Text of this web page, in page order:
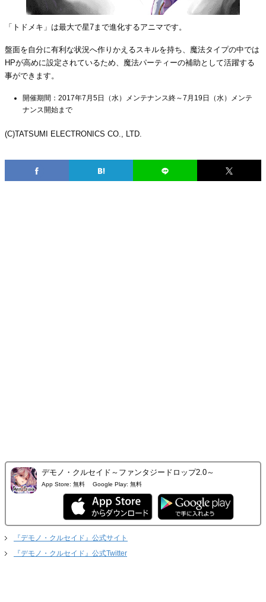
「トドメキ」は最大で星7まで進化するアニマです。
盤面を自分に有利な状況へ作りかえるスキルを持ち、魔法タイプの中では
HPが高めに設定されているため、魔法パーティーの補助として活躍する
事ができます。
開催期間：2017年7月5日（水）メンテナンス終～7月19日（水）メンテ
ナンス開始まで
(C)TATSUMI ELECTRONICS CO., LTD.
デモノ・クルセイド～ファンタジードロップ2.0～
App Store: 無料 Google Play: 無料
『デモノ・クルセイド』公式サイト
『デモノ・クルセイド』公式Twitter